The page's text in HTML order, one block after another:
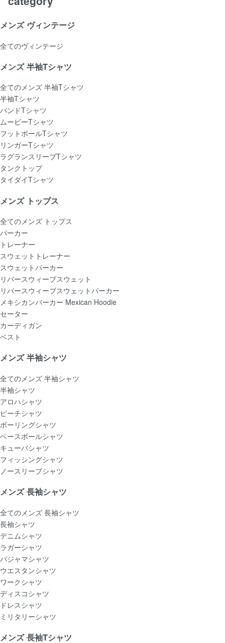
メンズ ヴィンテージ
全てのヴィンテージ
メンズ 半袖Tシャツ
全てのメンズ 半袖Tシャツ
半袖Tシャツ
バンドTシャツ
ムービーTシャツ
フットボールTシャツ
リンガーTシャツ
ラグランスリーブTシャツ
タンクトップ
タイダイTシャツ
メンズ トップス
全てのメンズ トップス
パーカー
トレーナー
スウェットトレーナー
スウェットパーカー
リバースウィーブスウェット
リバースウィーブスウェットパーカー
メキシカンパーカー Mexican Hoodie
セーター
カーディガン
ベスト
メンズ 半袖シャツ
全てのメンズ 半袖シャツ
半袖シャツ
アロハシャツ
ビーチシャツ
ボーリングシャツ
ベースボールシャツ
キューバシャツ
フィッシングシャツ
ノースリーブシャツ
メンズ 長袖シャツ
全てのメンズ 長袖シャツ
長袖シャツ
デニムシャツ
ラガーシャツ
パジャマシャツ
ウエスタンシャツ
ワークシャツ
ディスコシャツ
ドレスシャツ
ミリタリーシャツ
メンズ 長袖Tシャツ